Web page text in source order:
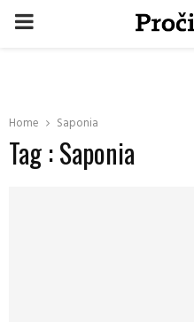
PRIMARY
Home Saponia
Tag : Saponia